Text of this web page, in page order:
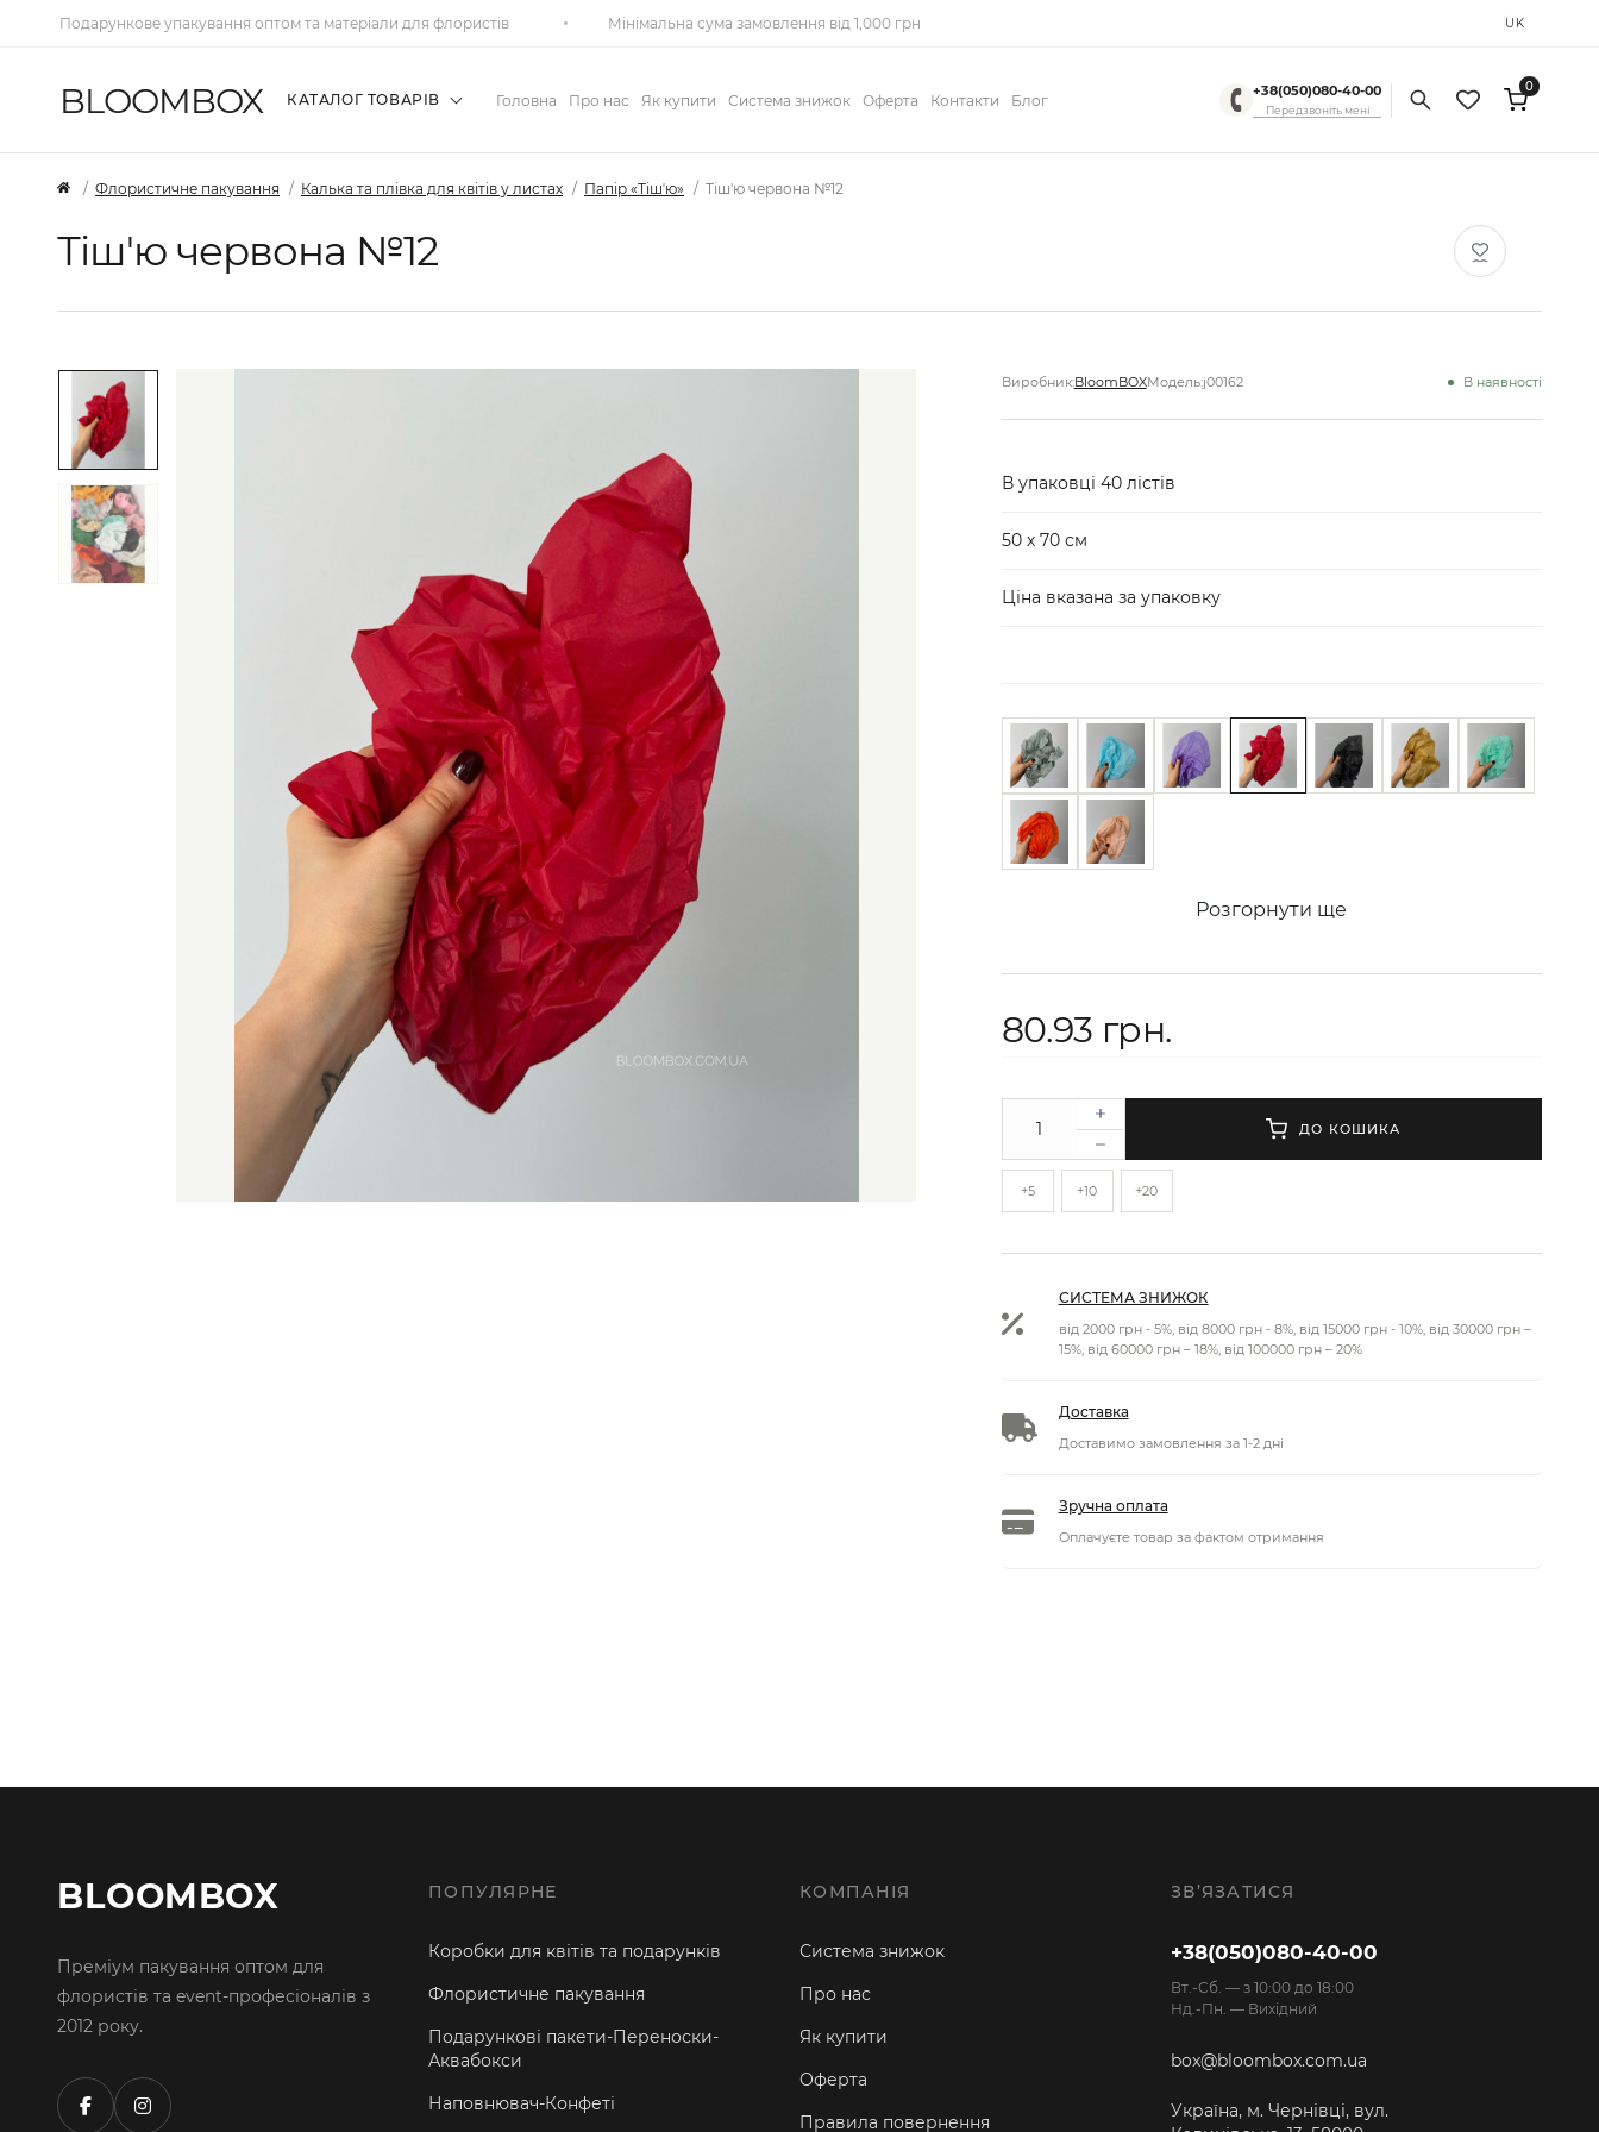
Подарункове упакування оптом та матеріали для флористів Мінімальна сума замовлення від 1,000 грн UK
BLOOMBOX КАТАЛОГ ТОВАРІВ Головна Про нас Як купити Система знижок Оферта Контакти Блог
+38(050)080-40-00
Передзвоніть мені
0
Флористичне пакування Калька та плівка для квітів у листах Папір «Тішʼю» Тіш'ю червона №12
Тіш'ю червона №12
Виробник:BloomBOXМодель:j00162 В наявності
В упаковці 40 лістів
50 х 70 см
Ціна вказана за упаковку
Розгорнути ще
80.93 грн.
+5 +10 +20
ДО КОШИКА
СИСТЕМА ЗНИЖОК
від 2000 грн - 5%, від 8000 грн - 8%, від 15000 грн - 10%, від 30000 грн –
15%, від 60000 грн – 18%, від 100000 грн – 20%
Доставка
Доставимо замовлення за 1-2 дні
Зручна оплата
Оплачуєте товар за фактом отримання
BLOOMBOX
Преміум пакування оптом для
флористів та event-професіоналів з
2012 року.
ПОПУЛЯРНЕ
Коробки для квітів та подарунків
Флористичне пакування
Подарункові пакети-Переноски-
Аквабокси
Наповнювач-Конфеті
КОМПАНІЯ
Система знижок
Про нас
Як купити
Оферта
Правила повернення
ЗВ’ЯЗАТИСЯ
+38(050)080-40-00
Вт.-Cб. — з 10:00 до 18:00
Нд.-Пн. — Вихідний
box@bloombox.com.ua
Україна, м. Чернівці, вул.